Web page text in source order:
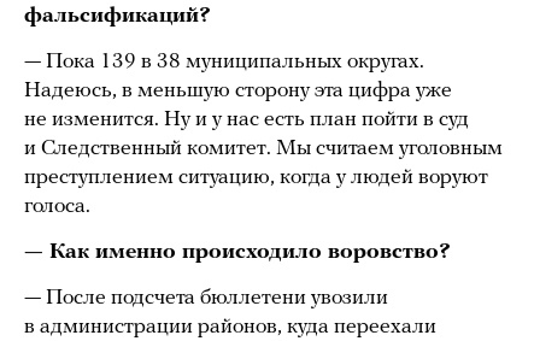
фальсификаций?
— Пока 139 в 38 муниципальных округах.
Надеюсь, в меньшую сторону эта цифра уже
не изменится. Ну и у нас есть план пойти в суд
и Следственный комитет. Мы считаем уголовным
преступлением ситуацию, когда у людей воруют
голоса.
— Как именно происходило воровство?
— После подсчета бюллетени увозили
в администрации районов, куда переехали